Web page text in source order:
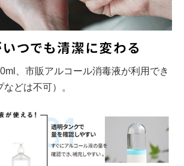
、市販アルコール消毒液が利用でき
どは不可）。